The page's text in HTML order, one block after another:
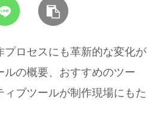
ロセスにも革新的な変化が
の概要、おすすめのツー
ブツールが制作現場にもた